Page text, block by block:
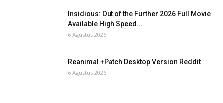
Insidious: Out of the Further 2026 Full Movie
Available High Speed...
6 Agustus 2026
Reanimal +Patch Desktop Version Reddit
6 Agustus 2026